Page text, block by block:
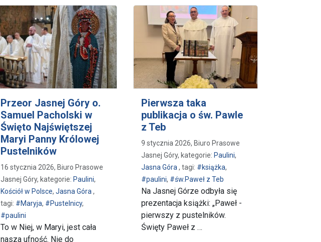
Przeor Jasnej Góry o.
Samuel Pacholski w
Święto Najświętszej
Maryi Panny Królowej
Pustelników
16 stycznia 2026, Biuro Prasowe
Jasnej Góry, kategorie: Paulini,
Kościół w Polsce, Jasna Góra ,
tagi: #Maryja, #Pustelnicy,
#paulini
To w Niej, w Maryi, jest cała
nasza ufność. Nie do
Pierwsza taka
publikacja o św. Pawle
z Teb
9 stycznia 2026, Biuro Prasowe
Jasnej Góry, kategorie: Paulini,
Jasna Góra , tagi: #książka,
#paulini, #św.Paweł z Teb
Na Jasnej Górze odbyła się
prezentacja książki: „Paweł -
pierwszy z pustelników.
Święty Paweł z …